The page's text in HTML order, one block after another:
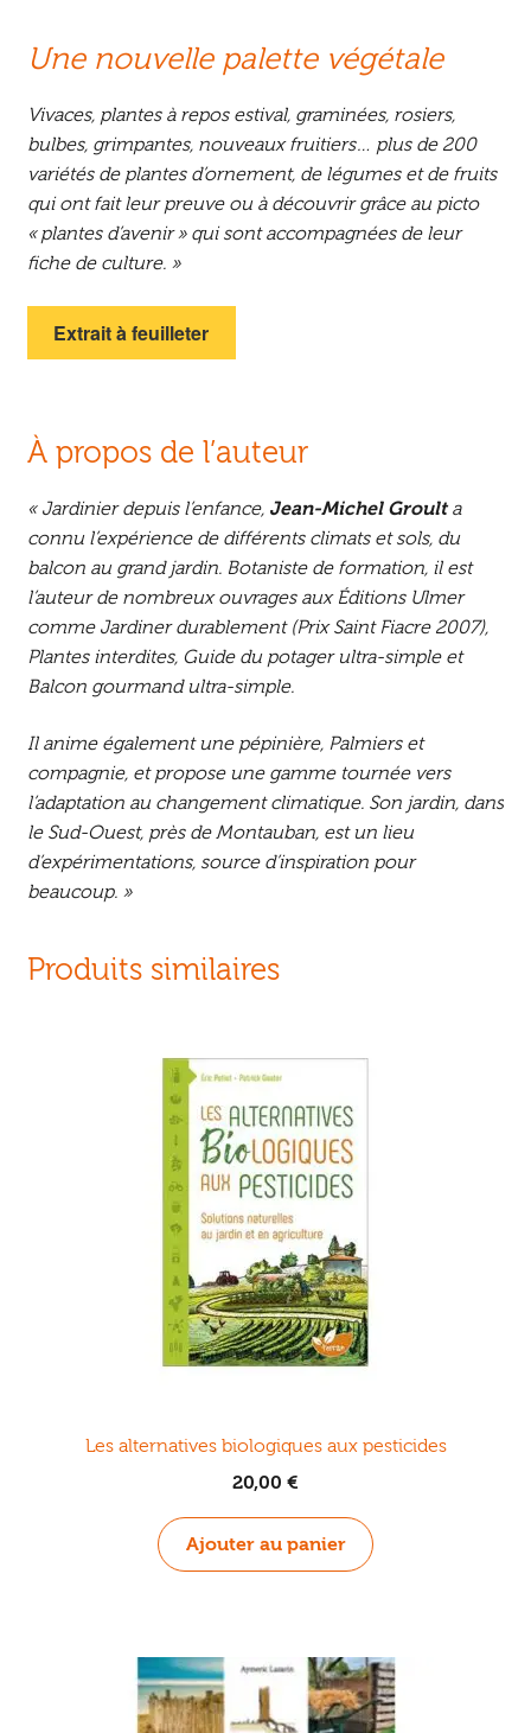
Une nouvelle palette végétale
Vivaces, plantes à repos estival, graminées, rosiers,
bulbes, grimpantes, nouveaux fruitiers… plus de 200
variétés de plantes d’ornement, de légumes et de fruits
qui ont fait leur preuve ou à découvrir grâce au picto
« plantes d’avenir » qui sont accompagnées de leur
fiche de culture. »
Extrait à feuilleter
À propos de l’auteur
« Jardinier depuis l’enfance, Jean-Michel Groulta
connu l’expérience de différents climats et sols, du
balcon au grand jardin. Botaniste de formation, il est
l’auteur de nombreux ouvrages aux Éditions Ulmer
comme Jardiner durablement(Prix Saint Fiacre 2007),
Plantes interdites, Guide du potager ultra-simpleet
Balcon gourmand ultra-simple.
Il anime également une pépinière, Palmiers et
compagnie, et propose une gamme tournée vers
l’adaptation au changement climatique. Son jardin, dans
le Sud-Ouest, près de Montauban, est un lieu
d’expérimentations, source d’inspiration pour
beaucoup. »
Produits similaires
Les alternatives biologiques aux pesticides
20,00 €
Ajouter au panier